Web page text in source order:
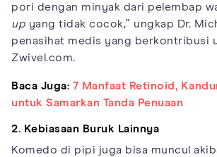
pori dengan minyak dari pelembap
up yang tidak cocok,” ungkap Dr.
penasihat medis yang berkontribusi
Zwivel.com.
Baca Juga: 7 Manfaat Retinoid,
untuk Samarkan Tanda Penuaan
2. Kebiasaan Buruk Lainnya
Komedo di pipi juga bisa muncul